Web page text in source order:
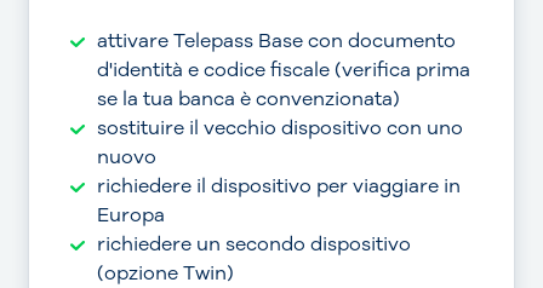
attivare Telepass Base con documento
d'identità e codice fiscale (verifica prima
se la tua banca è convenzionata)
sostituire il vecchio dispositivo con uno
nuovo
richiedere il dispositivo per viaggiare in
Europa
richiedere un secondo dispositivo
(opzione Twin)